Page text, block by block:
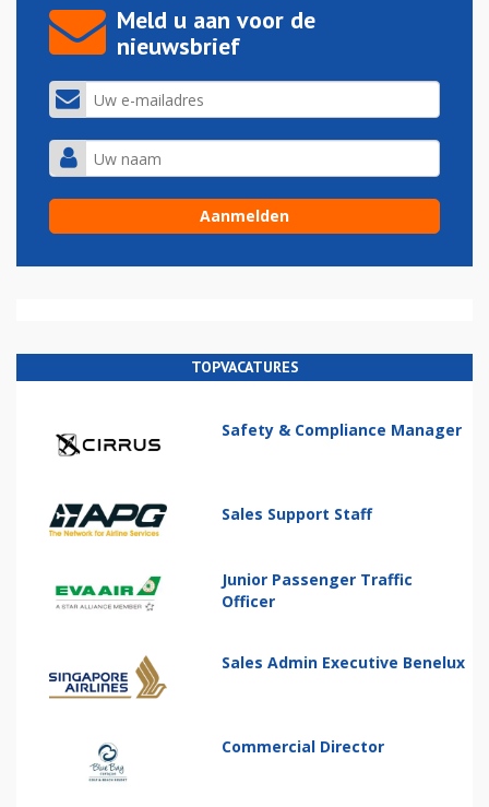
Meld u aan voor de
nieuwsbrief
TOPVACATURES
Safety & Compliance Manager
Sales Support Staff
Junior Passenger Traffic
Officer
Sales Admin Executive Benelux
Commercial Director